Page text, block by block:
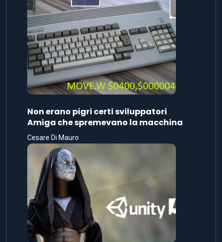
Non erano pigri certi sviluppatori
Amiga che spremevano la macchina
Cesare Di Mauro